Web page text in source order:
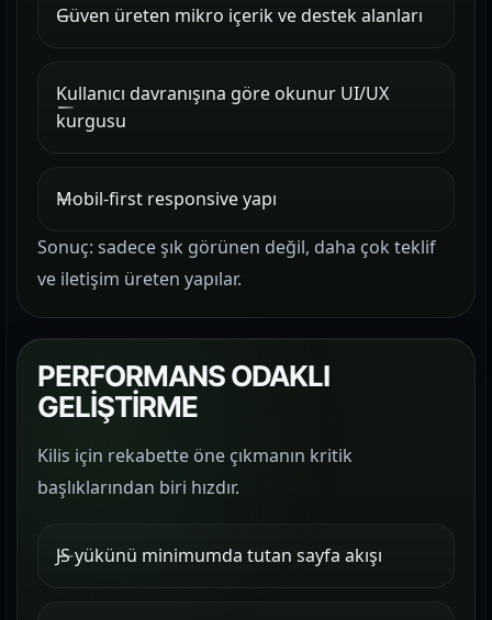
Güven üreten mikro içerik ve destek alanları
Kullanıcı davranışına göre okunur UI/UX
kurgusu
Mobil-first responsive yapı
Sonuç: sadece şık görünen değil, daha çok teklif
ve iletişim üreten yapılar.
PERFORMANS ODAKLI
GELİŞTİRME
Kilis için rekabette öne çıkmanın kritik
başlıklarından biri hızdır.
JS yükünü minimumda tutan sayfa akışı